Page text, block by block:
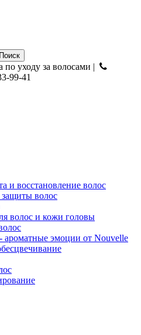
по уходу за волосами |
99-41
и восстановление волос
защиты волос
волос и кожи головы
ароматные эмоции от Nouvelle